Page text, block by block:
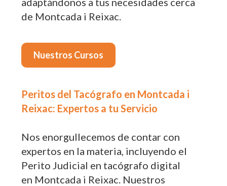
de Montcada i Reixac.
Nuestros Cursos
Peritos del Tacógrafo en Montcada i
Reixac: Expertos a tu Servicio
Nos enorgullecemos de contar con
expertos en la materia, incluyendo el
Perito Judicial en tacógrafo digital
en Montcada i Reixac. Nuestros